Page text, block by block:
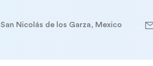
San Nicolás de los Garza, Mexico